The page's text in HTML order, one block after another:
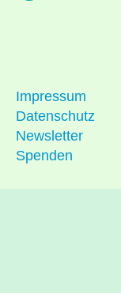
Impressum
Datenschutz
Newsletter
Spenden